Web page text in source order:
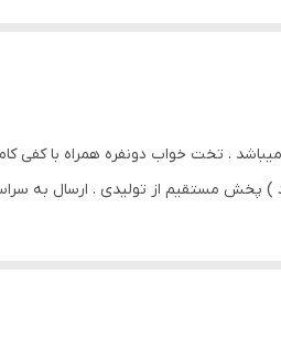
. تخت خواب دونفره همراه با کفی
مستقیم از تولیدی . ارسال به سراسر